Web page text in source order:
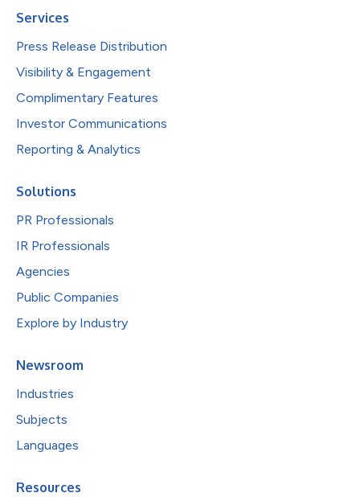
Services
Press Release Distribution
Visibility & Engagement
Complimentary Features
Investor Communications
Reporting & Analytics
Solutions
PR Professionals
IR Professionals
Agencies
Public Companies
Explore by Industry
Newsroom
Industries
Subjects
Languages
Resources